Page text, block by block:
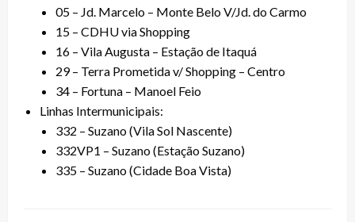
05 – Jd. Marcelo – Monte Belo V/Jd. do Carmo
15 – CDHU via Shopping
16 – Vila Augusta – Estação de Itaquá
29 – Terra Prometida v/ Shopping – Centro
34 – Fortuna – Manoel Feio
Linhas Intermunicipais:
332 – Suzano (Vila Sol Nascente)
332VP1 – Suzano (Estação Suzano)
335 – Suzano (Cidade Boa Vista)